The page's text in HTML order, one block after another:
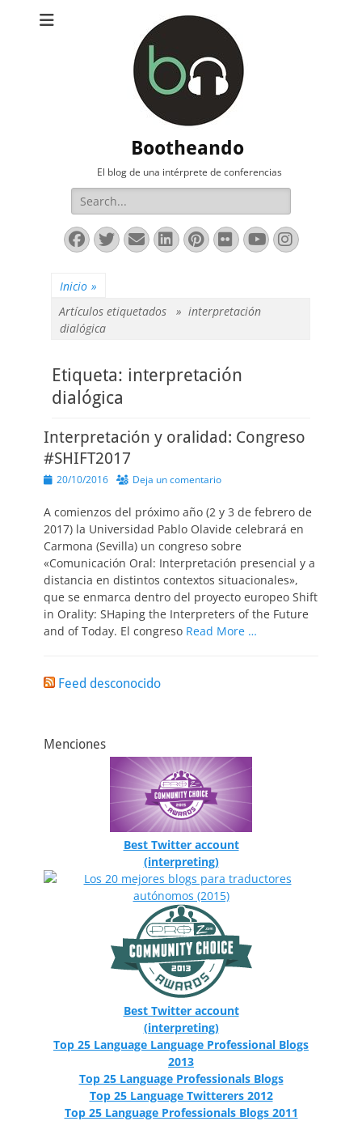
Bootheando
El blog de una intérprete de conferencias
Buscar:
Facebook
Twitter
Correo
electrónico
LinkedIn
Pinterest
FlickrYouTube
Inicio »
Artículos etiquetados » interpretación
dialógica
Etiqueta: interpretación
dialógica
Interpretación y oralidad: Congreso
#SHIFT2017
Publicado
20/10/2016 Deja un comentario
A comienzos del próximo año (2 y 3 de febrero de
2017) la Universidad Pablo Olavide celebrará en
Carmona (Sevilla) un congreso sobre
«Comunicación Oral: Interpretación presencial y a
distancia en distintos contextos situacionales»,
que se enmarca dentro del proyecto europeo Shift
in Orality: SHaping the Interpreters of the Future
and of Today. El congreso Read More …
Feed desconocido
Menciones
Best Twitter account
(interpreting)
Best Twitter account
(interpreting)
Top 25 Language Language Professional Blogs
2013
Top 25 Language Professionals Blogs
Top 25 Language Twitterers 2012
Top 25 Language Professionals Blogs 2011